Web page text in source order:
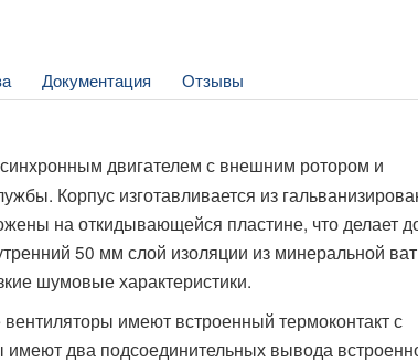
Документация Отзывы
двигателем с внешним ротором и
Корпус изготавливается из
на откидывающейся пластине, что делает
50 мм слой изоляции из минеральной
шумовые характеристики.
имеют встроенный термоконтакт с
два подсоединительных вывода